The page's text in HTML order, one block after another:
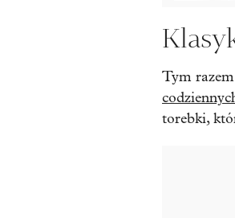
Tym
torebki,